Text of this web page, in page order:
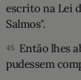
escrito na Lei
Salmos".
45 Então lhes
pudessem